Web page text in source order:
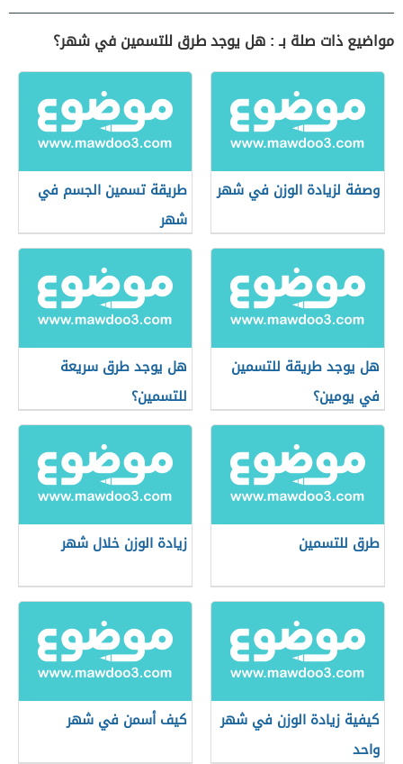
مواضيع ذات صلة بـ : هل يوجد طرق للتسمين في شهر؟
وصفة لزيادة الوزن في شهر
طريقة تسمين الجسم في
شهر
هل يوجد طريقة للتسمين
في يومين؟
هل يوجد طرق سريعة
للتسمين؟
طرق للتسمين زيادة الوزن خلال شهر
كيفية زيادة الوزن في شهر
واحد
كيف أسمن في شهر